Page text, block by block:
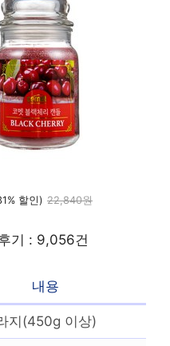
할인) 22,840원
기 : 9,056건
내용
지(450g 이상)